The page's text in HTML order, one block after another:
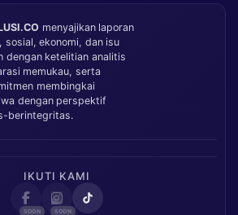
menyajikan laporan
sosial, ekonomi, dan isu
dengan ketelitian analitis
memukau, serta
membingkai
dengan perspektif
berintegritas.
IKUTI KAMI